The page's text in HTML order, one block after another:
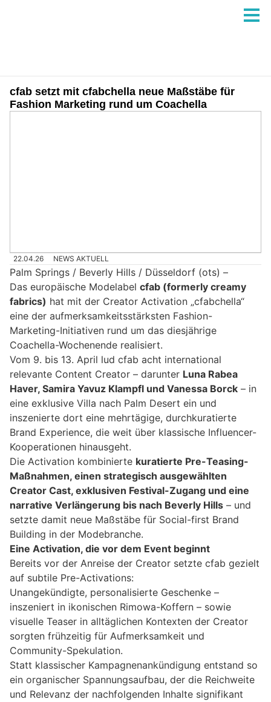
cfab setzt mit cfabchella neue Maßstäbe für
Fashion Marketing rund um Coachella
22.04.26 NEWS AKTUELL
Palm Springs / Beverly Hills / Düsseldorf (ots) –
Das europäische Modelabel cfab (formerly creamy
fabrics) hat mit der Creator Activation „cfabchella“
eine der aufmerksamkeitsstärksten Fashion-
Marketing-Initiativen rund um das diesjährige
Coachella-Wochenende realisiert.
Vom 9. bis 13. April lud cfab acht international
relevante Content Creator – darunter Luna Rabea
Haver, Samira Yavuz Klampfl und Vanessa Borck – in
eine exklusive Villa nach Palm Desert ein und
inszenierte dort eine mehrtägige, durchkuratierte
Brand Experience, die weit über klassische Influencer-
Kooperationen hinausgeht.
Die Activation kombinierte kuratierte Pre-Teasing-
Maßnahmen, einen strategisch ausgewählten
Creator Cast, exklusiven Festival-Zugang und eine
narrative Verlängerung bis nach Beverly Hills – und
setzte damit neue Maßstäbe für Social-first Brand
Building in der Modebranche.
Eine Activation, die vor dem Event beginnt
Bereits vor der Anreise der Creator setzte cfab gezielt
auf subtile Pre-Activations:
Unangekündigte, personalisierte Geschenke –
inszeniert in ikonischen Rimowa-Koffern – sowie
visuelle Teaser in alltäglichen Kontexten der Creator
sorgten frühzeitig für Aufmerksamkeit und
Community-Spekulation.
Statt klassischer Kampagnenankündigung entstand so
ein organischer Spannungsaufbau, der die Reichweite
und Relevanz der nachfolgenden Inhalte signifikant